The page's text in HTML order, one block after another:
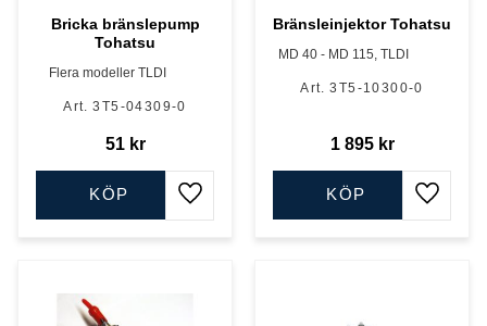
Bricka bränslepump
Tohatsu
Flera modeller TLDI
3T5-04309-0
51kr
Lägg till i favoriter
KÖP
Bränsleinjektor Tohatsu
MD 40 - MD 115, TLDI
3T5-10300-0
1 895kr
Lägg
KÖP